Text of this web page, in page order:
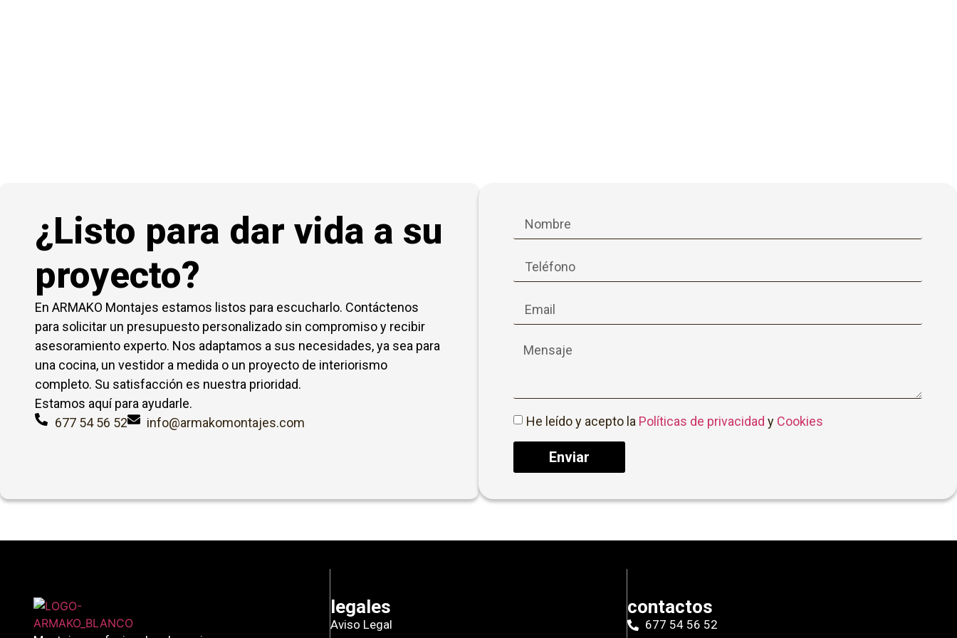
¿Listo para dar vida a su
proyecto?
En ARMAKO Montajes estamos listos para escucharlo. Contáctenos
para solicitar un presupuesto personalizado sin compromiso y recibir
asesoramiento experto. Nos adaptamos a sus necesidades, ya sea para
una cocina, un vestidor a medida o un proyecto de interiorismo
completo. Su satisfacción es nuestra prioridad.
Estamos aquí para ayudarle.
677 54 56 52
info@armakomontajes.com He leído y acepto la Políticas de privacidad y Cookies
Enviar
legales
Aviso Legal
contactos
677 54 56 52